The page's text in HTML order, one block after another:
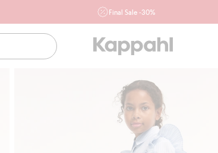
Final Sale -30%
ofertę, również z działu outlet do 10.8 w sklepach Kappahl i
Newbie oraz na kappahl.com. Ofert nie łączymy
Newbie